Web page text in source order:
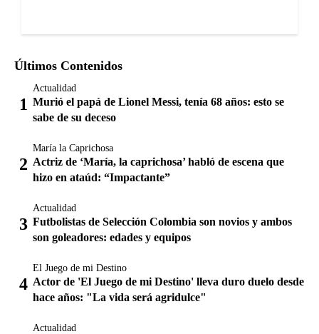
Últimos Contenidos
Actualidad
Murió el papá de Lionel Messi, tenía 68 años: esto se
sabe de su deceso
María la Caprichosa
Actriz de ‘María, la caprichosa’ habló de escena que
hizo en ataúd: “Impactante”
Actualidad
Futbolistas de Selección Colombia son novios y ambos
son goleadores: edades y equipos
El Juego de mi Destino
Actor de 'El Juego de mi Destino' lleva duro duelo desde
hace años: "La vida será agridulce"
Actualidad